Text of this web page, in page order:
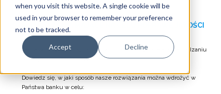
when you visit this website. A single cookie will be
used in your browser to remember your preference
not to be tracked.
Accept Decline
ROZWIĄZANIA MAJĄCE NA CELU POPRAWĘ JAKOŚCI
OBSŁUGI.
Tensator pragnie osiągnąć pozycję światowego lidera w zarządzaniu
obsługą klienta w branży finansowej.
Dowiedz się, w jaki sposób nasze rozwiązania można wdrożyć w
Państwa banku w celu: